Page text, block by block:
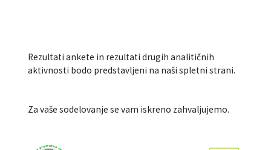
Rezultati ankete in rezultati drugih analitičnih
aktivnosti bodo predstavljeni na naši spletni strani.
Za vaše sodelovanje se vam iskreno zahvaljujemo.